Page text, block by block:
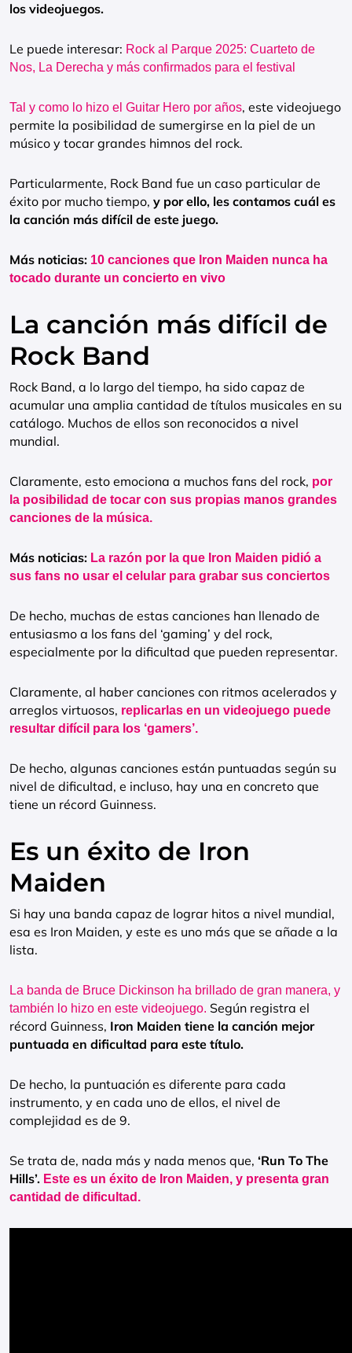
los videojuegos.
Le puede interesar: Rock al Parque 2025: Cuarteto de
Nos, La Derecha y más confirmados para el festival
Tal y como lo hizo el Guitar Hero por años, este videojuego
permite la posibilidad de sumergirse en la piel de un
músico y tocar grandes himnos del rock.
Particularmente, Rock Band fue un caso particular de
éxito por mucho tiempo, y por ello, les contamos cuál es
la canción más difícil de este juego.
Más noticias: 10 canciones que Iron Maiden nunca ha
tocado durante un concierto en vivo
La canción más difícil de
Rock Band
Rock Band, a lo largo del tiempo, ha sido capaz de
acumular una amplia cantidad de títulos musicales en su
catálogo. Muchos de ellos son reconocidos a nivel
mundial.
Claramente, esto emociona a muchos fans del rock, por
la posibilidad de tocar con sus propias manos grandes
canciones de la música.
Más noticias: La razón por la que Iron Maiden pidió a
sus fans no usar el celular para grabar sus conciertos
De hecho, muchas de estas canciones han llenado de
entusiasmo a los fans del ‘gaming’ y del rock,
especialmente por la dificultad que pueden representar.
Claramente, al haber canciones con ritmos acelerados y
arreglos virtuosos, replicarlas en un videojuego puede
resultar difícil para los ‘gamers’.
De hecho, algunas canciones están puntuadas según su
nivel de dificultad, e incluso, hay una en concreto que
tiene un récord Guinness.
Es un éxito de Iron
Maiden
Si hay una banda capaz de lograr hitos a nivel mundial,
esa es Iron Maiden, y este es uno más que se añade a la
lista.
La banda de Bruce Dickinson ha brillado de gran manera, y
también lo hizo en este videojuego. Según registra el
récord Guinness, Iron Maiden tiene la canción mejor
puntuada en dificultad para este título.
De hecho, la puntuación es diferente para cada
instrumento, y en cada uno de ellos, el nivel de
complejidad es de 9.
Se trata de, nada más y nada menos que, ‘Run To The
Hills’. Este es un éxito de Iron Maiden, y presenta gran
cantidad de dificultad.